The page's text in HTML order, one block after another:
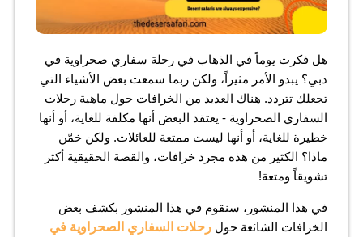
هل فكرت يوماً في الذهاب في رحلة سفاري صحراوية في
دبي؟ يبدو الأمر مثيراً، ولكن ربما سمعت بعض الأشياء التي
تجعلك تتردد. هناك العديد من الخرافات حول ماهية رحلات
السفاري الصحراوية - يعتقد البعض أنها مكلفة للغاية، أو أنها
خطيرة للغاية، أو أنها ليست ممتعة للعائلات. ولكن خمّن
ماذا؟ الكثير من هذه مجرد خرافات، والقصة الحقيقية أكثر
تشويقاً ومتعة!
في هذا المنشور، سنقوم في هذا المنشور بكشف بعض
الخرافات الشائعة حول رحلات السفاري الصحراوية في